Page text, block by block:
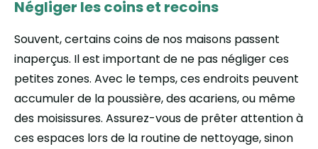
Négliger les coins et recoins
Souvent, certains coins de nos maisons passent
inaperçus. Il est important de ne pas négliger ces
petites zones. Avec le temps, ces endroits peuvent
accumuler de la poussière, des acariens, ou même
des moisissures. Assurez-vous de prêter attention à
ces espaces lors de la routine de nettoyage, sinon